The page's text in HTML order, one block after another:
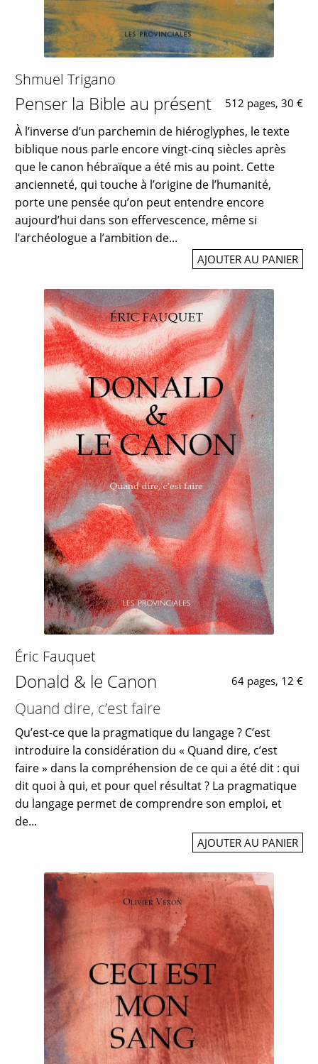
Shmuel Trigano
Penser la Bible au présent 512 pages, 30 €
À l’inverse d’un parchemin de hiéroglyphes, le texte
biblique nous parle encore vingt-cinq siècles après
que le canon hébraïque a été mis au point. Cette
ancienneté, qui touche à l’origine de l’humanité,
porte une pensée qu’on peut entendre encore
aujourd’hui dans son effervescence, même si
l’archéologue a l’ambition de...
AJOUTER AU PANIER
Éric Fauquet
Donald & le Canon 64 pages, 12 €
Quand dire, c’est faire
Qu’est-ce que la pragmatique du langage ? C’est
introduire la considération du « Quand dire, c’est
faire » dans la compréhension de ce qui a été dit : qui
dit quoi à qui, et pour quel résultat ? La pragmatique
du langage permet de comprendre son emploi, et
de...
AJOUTER AU PANIER